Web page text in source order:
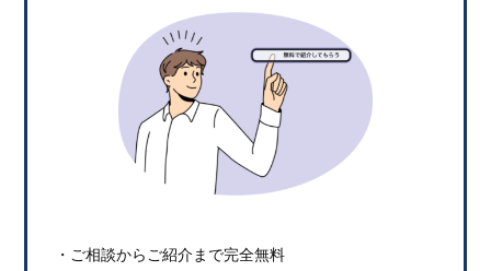
・ご相談からご紹介まで完全無料